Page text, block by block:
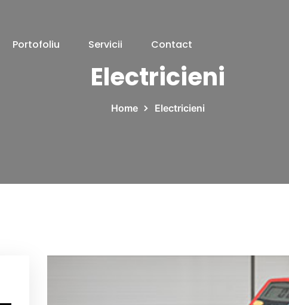
Portofoliu Servicii Contact
Electricieni
Home Electricieni